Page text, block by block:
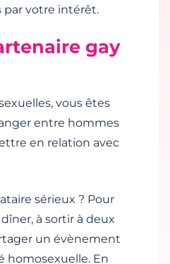
par votre intérêt.
gay
vous êtes
entre hommes
en relation avec
sérieux ? Pour
à sortir à deux
un évènement
homosexuelle. En